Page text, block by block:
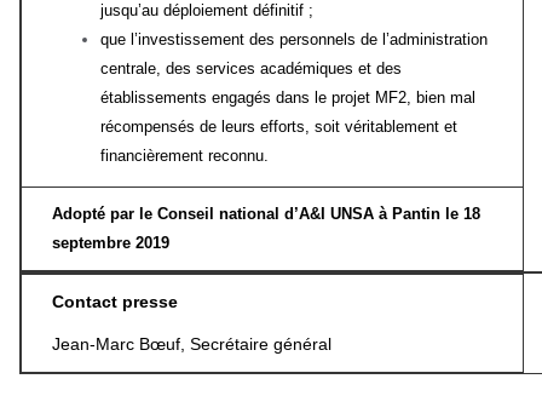
jusqu’au déploiement définitif ;
que l’investissement des personnels de l’administration
centrale, des services académiques et des
établissements engagés dans le projet MF2, bien mal
récompensés de leurs efforts, soit véritablement et
financièrement reconnu.
Adopté par le Conseil national d’A&I UNSA à Pantin le 18
septembre 2019
Contact presse
Jean-Marc Bœuf , Secrétaire général